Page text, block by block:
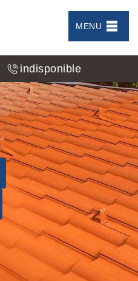
MENU
indisponible